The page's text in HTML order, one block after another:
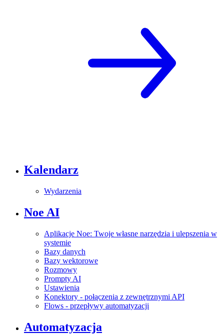
Kalendarz
Wydarzenia
Noe AI
Aplikacje Noe: Twoje własne narzędzia i ulepszenia w
systemie
Bazy danych
Bazy wektorowe
Rozmowy
Prompty AI
Ustawienia
Konektory - połączenia z zewnętrznymi API
Flows - przepływy automatyzacji
Automatyzacja